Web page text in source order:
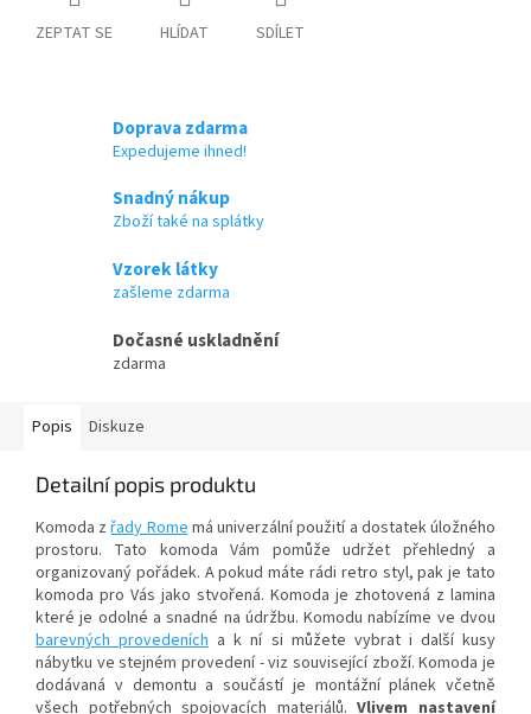
ZEPTAT SE HLÍDAT SDÍLET
Doprava zdarma
Expedujeme ihned!
Snadný nákup
Zboží také na splátky
Vzorek látky
zašleme zdarma
Dočasné uskladnění
zdarma
Popis Diskuze
Detailní popis produktu
Komoda zřady Romemá univerzální použití a dostatek úložného
prostoru. Tato komoda Vám pomůže udržet přehledný a
organizovaný pořádek. A pokud máte rádi retro styl, pak je tato
komoda pro Vás jako stvořená. Komoda je zhotovená z lamina
které je odolné a snadné na údržbu. Komodu nabízíme ve dvou
barevných provedenícha k ní si můžete vybrat i další kusy
nábytku ve stejném provedení - viz související zboží. Komoda je
dodávaná v demontu a součástí je montážní plánek včetně
všech potřebných spojovacích materiálů.Vlivem nastavení